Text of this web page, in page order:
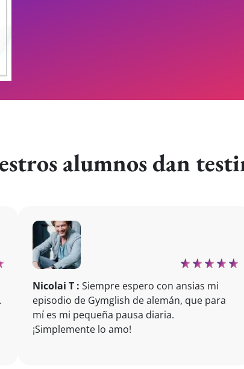
alumnos dan
Nicolai T : Siempre espero con ansias mi
episodio de Gymglish de alemán, que para
mí es mi pequeña pausa diaria.
¡Simplemente lo amo!